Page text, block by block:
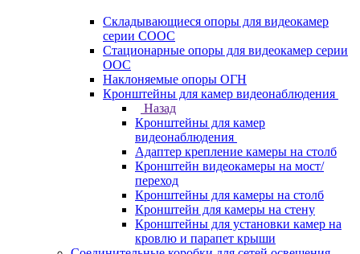
Складывающиеся опоры для видеокамер
серии СООС
Стационарные опоры для видеокамер серии
ООС
Наклоняемые опоры ОГН
Кронштейны для камер видеонаблюдения
Назад
Кронштейны для камер
видеонаблюдения
Адаптер крепление камеры на столб
Кронштейн видеокамеры на мост/
переход
Кронштейны для камеры на столб
Кронштейн для камеры на стену
Кронштейны для установки камер на
кровлю и парапет крыши